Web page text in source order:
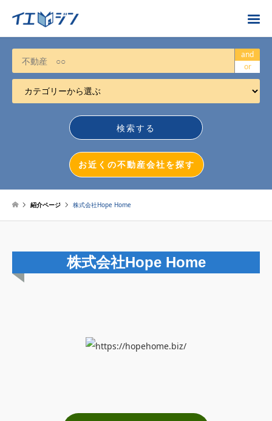
お近くの不動産会社を探す
カテゴリーから選ぶ
不動産売却
不動産投資
マンション売却
土地売却
利用規約について
and
or
お近くの不動産会社を探す
紹介ページ 株式会社Hope Home
株式会社Hope Home